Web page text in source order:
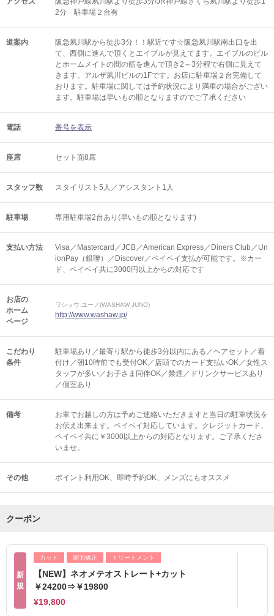
2分 駐車場２台有
道案内
阪急夙川駅から徒歩3分！！駅近です☆阪急夙川駅南出口を出
て、西側に進んで頂くとエイブルが見えてます。エイブルのビル
とホームメイトの間の筋を進んで頂き2～3分程で右側に見えて
きます。アルザ夙川ビルの1Fです。お店に駐車場２台完備して
おります。駐車場に関しては予約状況により満車の場合がござい
ます。駐車場は早いもの順となりますのでご了承ください
電話 番号を表示
座席 セット面8席
スタッフ数 スタイリスト5人／アシスタント1人
駐車場 専用駐車場2台あり(早いもの順となります)
支払い方法
Visa／Mastercard／JCB／American Express／Diners Club／Un
ionPay（銀聯）／Discover／ペイペイ支払が可能です。※カー
ド、ペイペイ共に3000円以上からの対応です
お店の
ホーム
ページ
ワショウ ユーノ(WASHAW JUNO)
http://www.washaw.jp/
こだわり
条件
駐車場あり／最寄り駅から徒歩3分以内にある／ヘアセット／着
付け／朝10時前でも受付OK／店頭でのカード支払いOK／女性ス
タッフが多い／お子さま同伴OK／禁煙／ドリンクサービスあり
／個室あり
備考
お車でお越しの方は予めご連絡いただきますと当日の駐車状況を
お伝え出来ます。ペイペイ対応しています。クレジットカード、
ペイペイ共に￥3000以上からの対応となります。ご了承くださ
いませ。
その他 ポイント利用OK 即時予約OK メンズにもオススメ
クーポン
新
規
カット 縮毛矯正 トリートメント
【NEW】ネオメテオストレート+カット
￥24200⇒￥19800
¥19,800